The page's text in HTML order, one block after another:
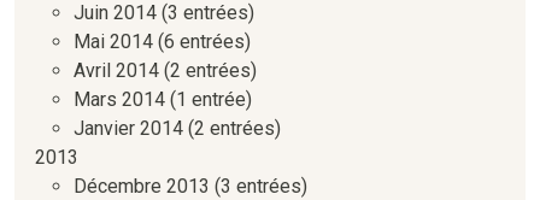
Juin 2014 (3 entrées)
Mai 2014 (6 entrées)
Avril 2014 (2 entrées)
Mars 2014 (1 entrée)
Janvier 2014 (2 entrées)
2013
Décembre 2013 (3 entrées)